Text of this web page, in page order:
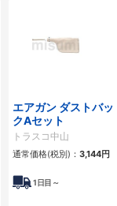
エアガン ダストバッ
クAセット
トラスコ中山
通常価格(税別)： 3,144円
1 日目～